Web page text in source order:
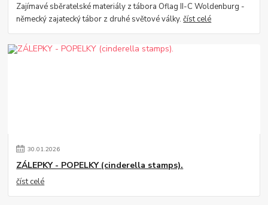
Zajímavé sběratelské materiály z tábora Oflag II-C Woldenburg -
německý zajatecký tábor z druhé světové války.číst celé
30.01.2026
ZÁLEPKY - POPELKY (cinderella stamps).
číst celé